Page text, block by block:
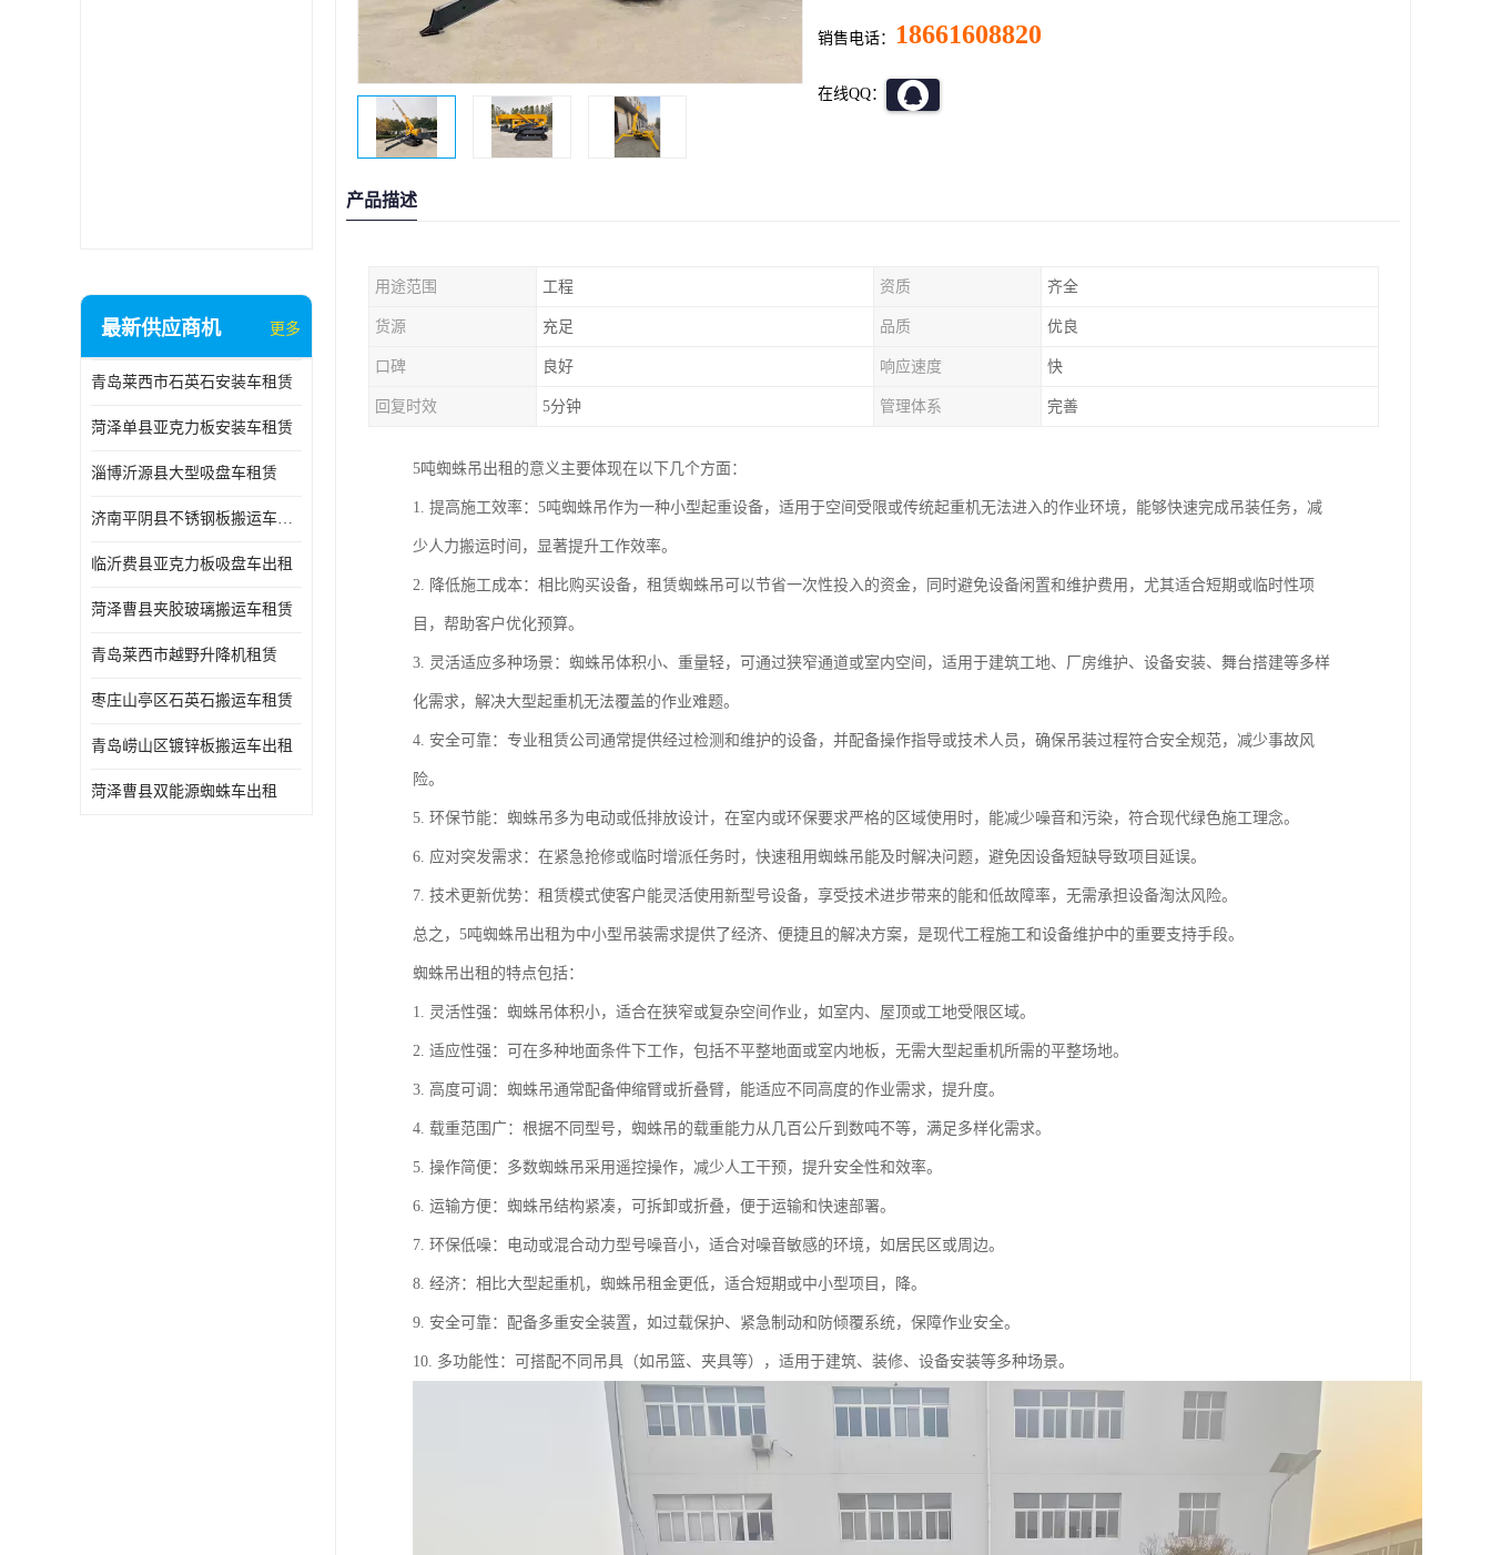
最新供应商机 更多
青岛莱西市石英石安装车租赁
菏泽单县亚克力板安装车租赁
淄博沂源县大型吸盘车租赁
济南平阴县不锈钢板搬运车出租
临沂费县亚克力板吸盘车出租
菏泽曹县夹胶玻璃搬运车租赁
青岛莱西市越野升降机租赁
枣庄山亭区石英石搬运车租赁
青岛崂山区镀锌板搬运车出租
菏泽曹县双能源蜘蛛车出租
销售电话： 18661608820
在线QQ：
产品描述
用途范围 工程 资质 齐全
货源 充足 品质 优良
口碑 良好 响应速度 快
回复时效 5分钟 管理体系 完善
5吨蜘蛛吊出租的意义主要体现在以下几个方面：
1. 提高施工效率：5吨蜘蛛吊作为一种小型起重设备，适用于空间受限或传统起重机无法进入的作业环境，能够快速完成吊装任务，减
少人力搬运时间，显著提升工作效率。
2. 降低施工成本：相比购买设备，租赁蜘蛛吊可以节省一次性投入的资金，同时避免设备闲置和维护费用，尤其适合短期或临时性项
目，帮助客户优化预算。
3. 灵活适应多种场景：蜘蛛吊体积小、重量轻，可通过狭窄通道或室内空间，适用于建筑工地、厂房维护、设备安装、舞台搭建等多样
化需求，解决大型起重机无法覆盖的作业难题。
4. 安全可靠：专业租赁公司通常提供经过检测和维护的设备，并配备操作指导或技术人员，确保吊装过程符合安全规范，减少事故风
险。
5. 环保节能：蜘蛛吊多为电动或低排放设计，在室内或环保要求严格的区域使用时，能减少噪音和污染，符合现代绿色施工理念。
6. 应对突发需求：在紧急抢修或临时增派任务时，快速租用蜘蛛吊能及时解决问题，避免因设备短缺导致项目延误。
7. 技术更新优势：租赁模式使客户能灵活使用新型号设备，享受技术进步带来的能和低故障率，无需承担设备淘汰风险。
总之，5吨蜘蛛吊出租为中小型吊装需求提供了经济、便捷且的解决方案，是现代工程施工和设备维护中的重要支持手段。
蜘蛛吊出租的特点包括：
1. 灵活性强：蜘蛛吊体积小，适合在狭窄或复杂空间作业，如室内、屋顶或工地受限区域。
2. 适应性强：可在多种地面条件下工作，包括不平整地面或室内地板，无需大型起重机所需的平整场地。
3. 高度可调：蜘蛛吊通常配备伸缩臂或折叠臂，能适应不同高度的作业需求，提升度。
4. 载重范围广：根据不同型号，蜘蛛吊的载重能力从几百公斤到数吨不等，满足多样化需求。
5. 操作简便：多数蜘蛛吊采用遥控操作，减少人工干预，提升安全性和效率。
6. 运输方便：蜘蛛吊结构紧凑，可拆卸或折叠，便于运输和快速部署。
7. 环保低噪：电动或混合动力型号噪音小，适合对噪音敏感的环境，如居民区或周边。
8. 经济：相比大型起重机，蜘蛛吊租金更低，适合短期或中小型项目，降。
9. 安全可靠：配备多重安全装置，如过载保护、紧急制动和防倾覆系统，保障作业安全。
10. 多功能性：可搭配不同吊具（如吊篮、夹具等），适用于建筑、装修、设备安装等多种场景。